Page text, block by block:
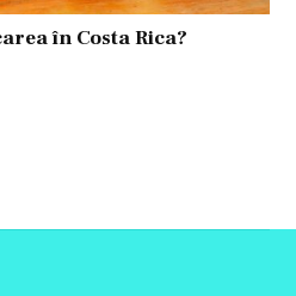
în Costa Rica?